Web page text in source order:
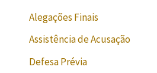
Alegações Finais
Assistência de Acusação
Defesa Prévia